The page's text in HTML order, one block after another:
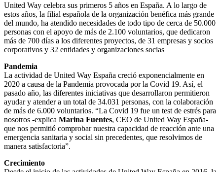
United Way celebra sus primeros 5 años en España. A lo largo de
estos años, la filial española de la organización benéfica más grande
del mundo, ha atendido necesidades de todo tipo de cerca de 50.000
personas con el apoyo de más de 2.100 voluntarios, que dedicaron
más de 700 días a los diferentes proyectos, de 31 empresas y socios
corporativos y 32 entidades y organizaciones socias
Pandemia
La actividad de United Way España creció exponencialmente en
2020 a causa de la Pandemia provocada por la Covid 19. Así, el
pasado año, las diferentes iniciativas que desarrollaron permitieron
ayudar y atender a un total de 34.031 personas, con la colaboración
de más de 6.000 voluntarios. “La Covid 19 fue un test de estrés para
nosotros -explica Marina Fuentes, CEO de United Way España-
que nos permitió comprobar nuestra capacidad de reacción ante una
emergencia sanitaria y social sin precedentes, que resolvimos de
manera satisfactoria”.
Crecimiento